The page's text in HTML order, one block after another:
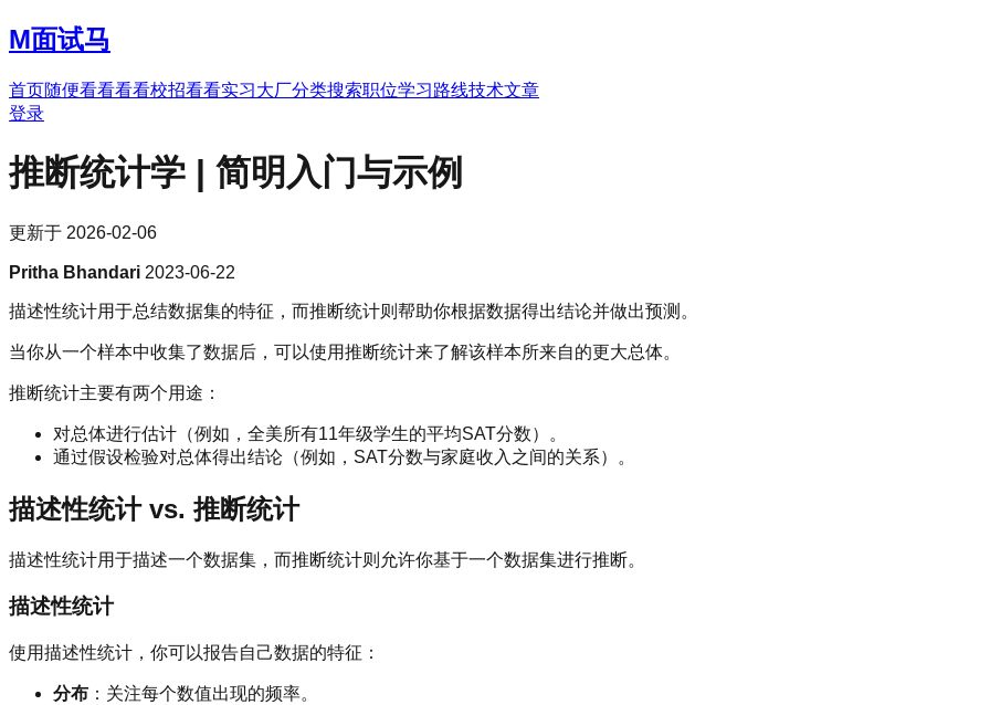
M面试马
首页随便看看看看校招看看实习大厂分类搜索职位学习路线技术文章
登录
推断统计学 | 简明入门与示例
更新于 2026-02-06
Pritha Bhandari 2023-06-22
描述性统计用于总结数据集的特征，而推断统计则帮助你根据数据得出结论并做出预测。
当你从一个样本中收集了数据后，可以使用推断统计来了解该样本所来自的更大总体。
推断统计主要有两个用途：
对总体进行估计（例如，全美所有11年级学生的平均SAT分数）。
通过假设检验对总体得出结论（例如，SAT分数与家庭收入之间的关系）。
描述性统计 vs. 推断统计
描述性统计用于描述一个数据集，而推断统计则允许你基于一个数据集进行推断。
描述性统计
使用描述性统计，你可以报告自己数据的特征：
分布 ：关注每个数值出现的频率。